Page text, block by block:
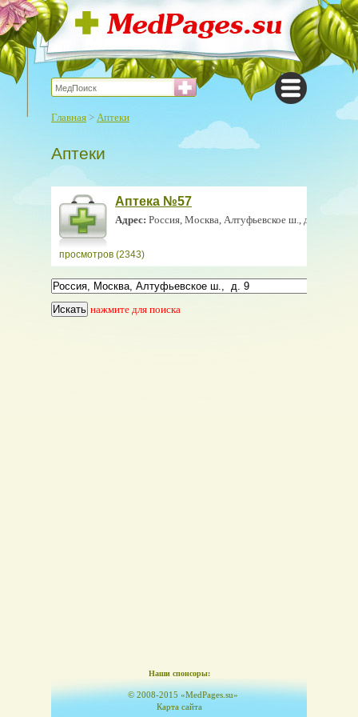
Главная > Аптеки
Аптеки
Аптека №57
Адрес: Россия, Москва, Алтуфьевское ш., д. 9
просмотров (2343)
нажмите для поиска
Наши спонсоры:
© 2008-2015 «MedPages.su»
Карта сайта